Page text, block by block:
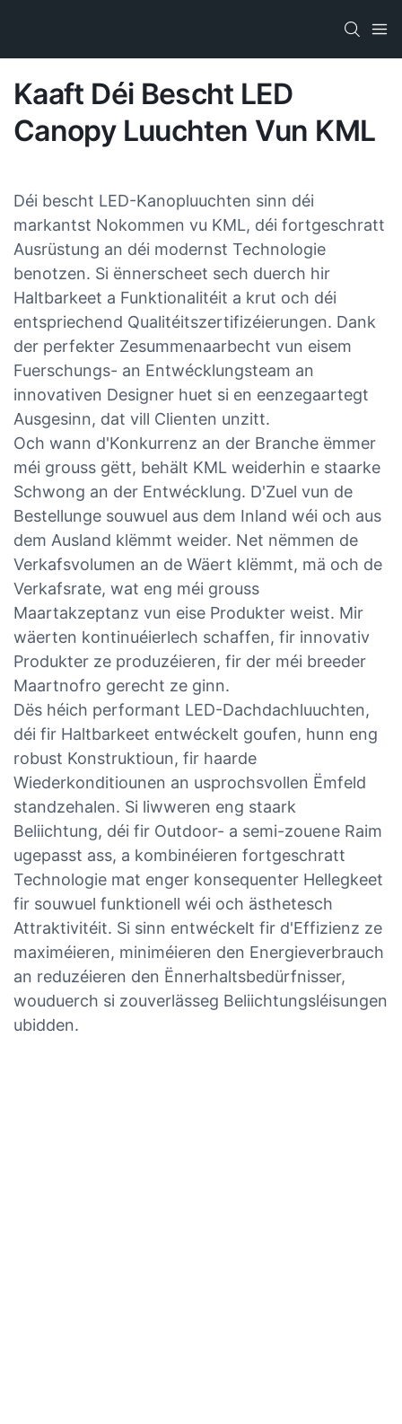
Kaaft Déi Bescht LED
Canopy Luuchten Vun KML
Déi bescht LED-Kanopluuchten sinn déi
markantst Nokommen vu KML, déi fortgeschratt
Ausrüstung an déi modernst Technologie
benotzen. Si ënnerscheet sech duerch hir
Haltbarkeet a Funktionalitéit a krut och déi
entspriechend Qualitéitszertifizéierungen. Dank
der perfekter Zesummenaarbecht vun eisem
Fuerschungs- an Entwécklungsteam an
innovativen Designer huet si en eenzegaartegt
Ausgesinn, dat vill Clienten unzitt.
Och wann d'Konkurrenz an der Branche ëmmer
méi grouss gëtt, behält KML weiderhin e staarke
Schwong an der Entwécklung. D'Zuel vun de
Bestellunge souwuel aus dem Inland wéi och aus
dem Ausland klëmmt weider. Net nëmmen de
Verkafsvolumen an de Wäert klëmmt, mä och de
Verkafsrate, wat eng méi grouss
Maartakzeptanz vun eise Produkter weist. Mir
wäerten kontinuéierlech schaffen, fir innovativ
Produkter ze produzéieren, fir der méi breeder
Maartnofro gerecht ze ginn.
Dës héich performant LED-Dachdachluuchten,
déi fir Haltbarkeet entwéckelt goufen, hunn eng
robust Konstruktioun, fir haarde
Wiederkonditiounen an usprochsvollen Ëmfeld
standzehalen. Si liwweren eng staark
Beliichtung, déi fir Outdoor- a semi-zouene Raim
ugepasst ass, a kombinéieren fortgeschratt
Technologie mat enger konsequenter Hellegkeet
fir souwuel funktionell wéi och ästhetesch
Attraktivitéit. Si sinn entwéckelt fir d'Effizienz ze
maximéieren, miniméieren den Energieverbrauch
an reduzéieren den Ënnerhaltsbedürfnisser,
wouduerch si zouverlässeg Beliichtungsléisungen
ubidden.